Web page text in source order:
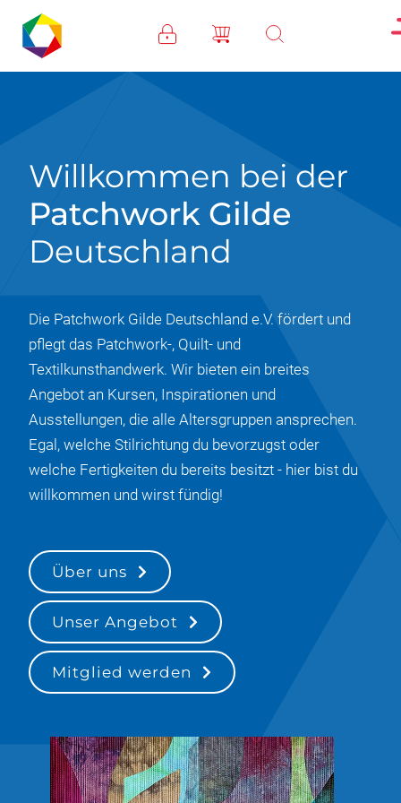
Direkt zum Inhalt
Willkommen bei der
Patchwork Gilde
Deutschland
Die Patchwork Gilde Deutschland e.V. fördert und
pflegt das Patchwork-, Quilt- und
Textilkunsthandwerk. Wir bieten ein breites
Angebot an Kursen, Inspirationen und
Ausstellungen, die alle Altersgruppen ansprechen.
Egal, welche Stilrichtung du bevorzugst oder
welche Fertigkeiten du bereits besitzt - hier bist du
willkommen und wirst fündig!
Über uns
Unser Angebot
Mitglied werden